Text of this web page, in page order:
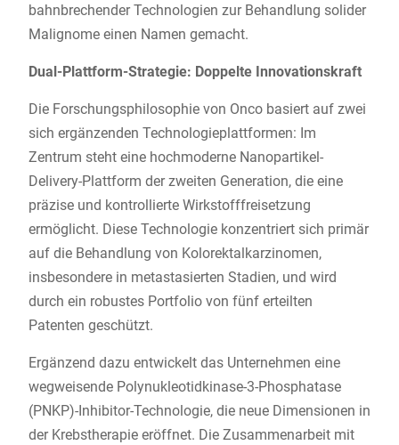
bahnbrechender Technologien zur Behandlung solider
Malignome einen Namen gemacht.
Dual-Plattform-Strategie: Doppelte Innovationskraft
Die Forschungsphilosophie von Onco basiert auf zwei
sich ergänzenden Technologieplattformen: Im
Zentrum steht eine hochmoderne Nanopartikel-
Delivery-Plattform der zweiten Generation, die eine
präzise und kontrollierte Wirkstofffreisetzung
ermöglicht. Diese Technologie konzentriert sich primär
auf die Behandlung von Kolorektalkarzinomen,
insbesondere in metastasierten Stadien, und wird
durch ein robustes Portfolio von fünf erteilten
Patenten geschützt.
Ergänzend dazu entwickelt das Unternehmen eine
wegweisende Polynukleotidkinase-3-Phosphatase
(PNKP)-Inhibitor-Technologie, die neue Dimensionen in
der Krebstherapie eröffnet. Die Zusammenarbeit mit